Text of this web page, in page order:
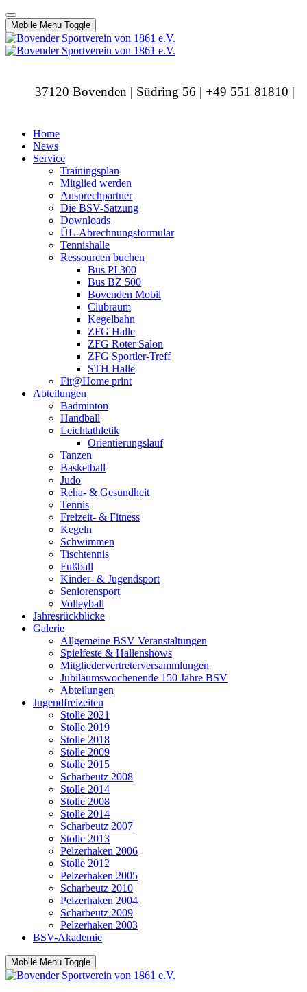
Mobile Menu Toggle
37120 Bovenden | Südring 56 | +49 551 81810 |
Home
News
Service
Trainingsplan
Mitglied werden
Ansprechpartner
Die BSV-Satzung
Downloads
ÜL-Abrechnungsformular
Tennishalle
Ressourcen buchen
Bus PI 300
Bus BZ 500
Bovenden Mobil
Clubraum
Kegelbahn
ZFG Halle
ZFG Roter Salon
ZFG Sportler-Treff
STH Halle
Fit@Home print
Abteilungen
Badminton
Handball
Leichtathletik
Orientierungslauf
Tanzen
Basketball
Judo
Reha- & Gesundheit
Tennis
Freizeit- & Fitness
Kegeln
Schwimmen
Tischtennis
Fußball
Kinder- & Jugendsport
Seniorensport
Volleyball
Jahresrückblicke
Galerie
Allgemeine BSV Veranstaltungen
Spielfeste & Hallenshows
Mitgliedervertreterversammlungen
Jubiläumswochenende 150 Jahre BSV
Abteilungen
Jugendfreizeiten
Stolle 2021
Stolle 2019
Stolle 2018
Stolle 2009
Stolle 2015
Scharbeutz 2008
Stolle 2014
Stolle 2008
Stolle 2014
Scharbeutz 2007
Stolle 2013
Pelzerhaken 2006
Stolle 2012
Pelzerhaken 2005
Scharbeutz 2010
Pelzerhaken 2004
Scharbeutz 2009
Pelzerhaken 2003
BSV-Akademie
Mobile Menu Toggle